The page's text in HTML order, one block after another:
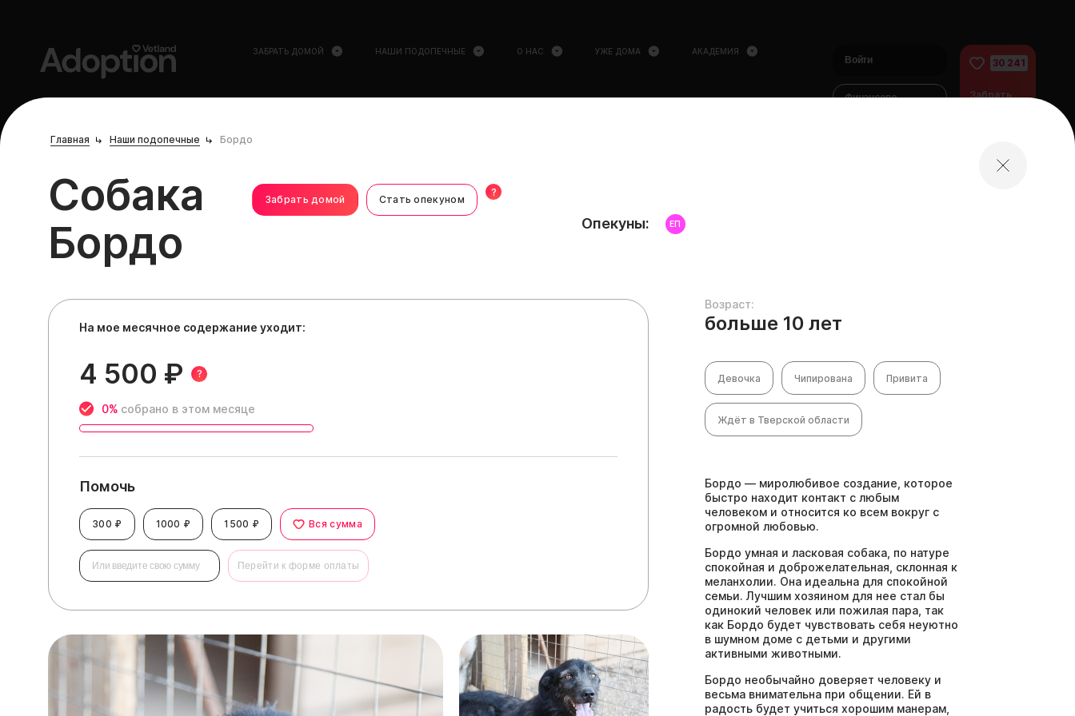
ЗАБРАТЬ ДОМОЙ НАШИ ПОДОПЕЧНЫЕ О НАС УЖЕ ДОМА АКАДЕМИЯ
Войти
Финансово
30 241
Забрать
Главная
Наши подопечные Бордо
Собака
Бордо
Забрать домой Стать опекуном
?
Опекуны: ЕП
На мое месячное содержание уходит:
4 500 ₽ ?
0% собрано в этом месяце
Помочь
300 ₽ 1000 ₽ 1500 ₽ Вся сумма
Перейти к форме оплаты
Возраст:
больше 10 лет
Девочка Чипирована Привита
Ждёт в Тверской области
Бордо — миролюбивое создание, которое
быстро находит контакт с любым
человеком и относится ко всем вокруг с
огромной любовью.
Бордо умная и ласковая собака, по натуре
спокойная и доброжелательная, склонная к
меланхолии. Она идеальна для спокойной
семьи. Лучшим хозяином для нее стал бы
одинокий человек или пожилая пара, так
как Бордо будет чувствовать себя неуютно
в шумном доме с детьми и другими
активными животными.
Бордо необычайно доверяет человеку и
весьма внимательна при общении. Ей в
радость будет учиться хорошим манерам,